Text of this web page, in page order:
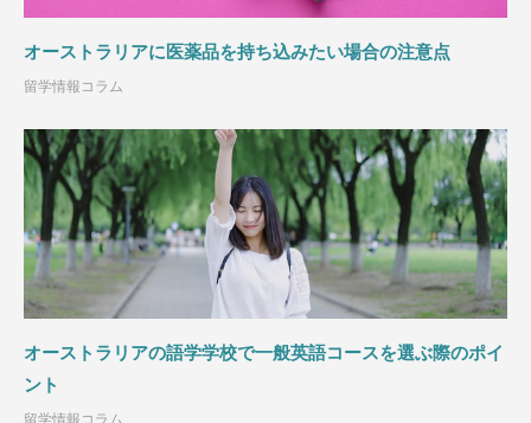
オーストラリアに医薬品を持ち込みたい場合の注意点
留学情報コラム
オーストラリアの語学学校で一般英語コースを選ぶ際のポイ
ント
留学情報コラム